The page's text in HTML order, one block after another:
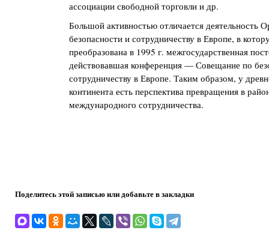
ассоциации свободной торговли и др.
Большой активностью отличается деятельность
безопасности и сотрудничеству в Европе, в
преобразована в 1995 г. межгосударственная
действовавшая конференция — Совещание по
сотрудничеству в Европе. Таким образом, у
континента есть перспектива превращения в
международного сотрудничества.
Поделитесь этой записью или добавьте в закладки